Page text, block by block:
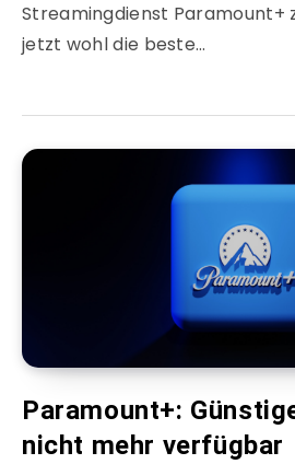
Streamingdienst Paramount+
jetzt wohl die beste…
Paramount+:
nicht mehr verfügbar